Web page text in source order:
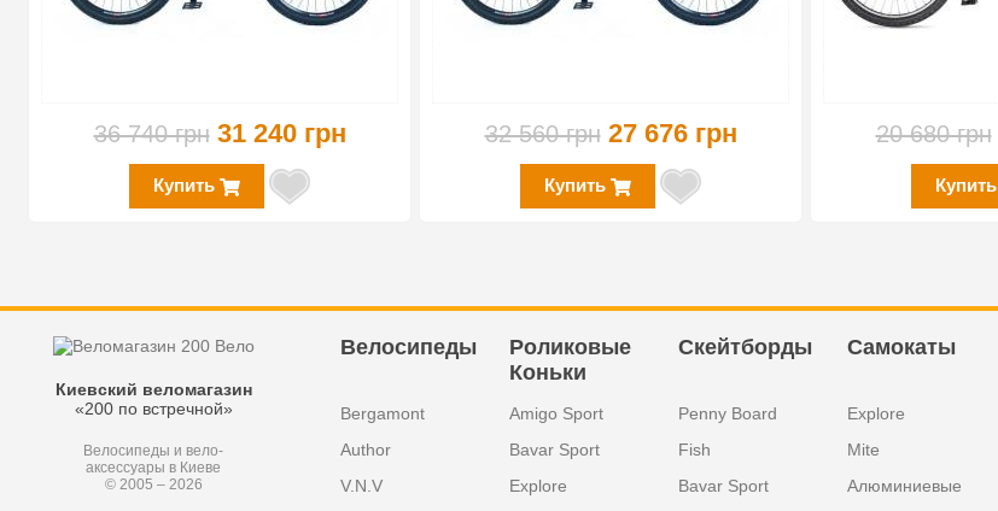
36 740 грн 31 240 грн
Купить
32 560 грн 27 676 грн
Купить
20 680 грн
Купить
Киевский веломагазин
«200 по встречной»
Велосипеды и вело-
аксессуары в Киеве
© 2005 – 2026
Велосипеды
Bergamont
Author
V.N.V
Роликовые
Коньки
Amigo Sport
Bavar Sport
Explore
Скейтборды
Penny Board
Fish
Bavar Sport
Самокаты
Explore
Mite
Алюминиевые